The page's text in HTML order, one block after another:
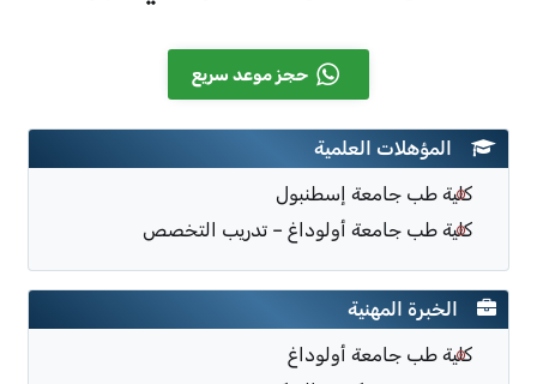
حجز موعد سريع
المؤهلات العلمية
كلية طب جامعة إسطنبول
كلية طب جامعة أولوداغ – تدريب التخصص
الخبرة المهنية
كلية طب جامعة أولوداغ